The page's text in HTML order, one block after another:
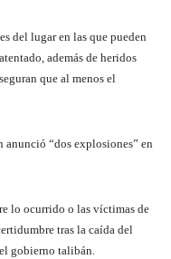
del lugar en las que pueden
además de heridos
que al menos el
“dos explosiones” en
lo ocurrido o las víctimas de
tras la caída del
gobierno talibán.